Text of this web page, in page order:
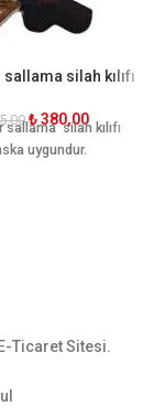
silah kılıfı
₺380,00
sallama silah kılıfı
uygundur.
Ticaret Sitesi.